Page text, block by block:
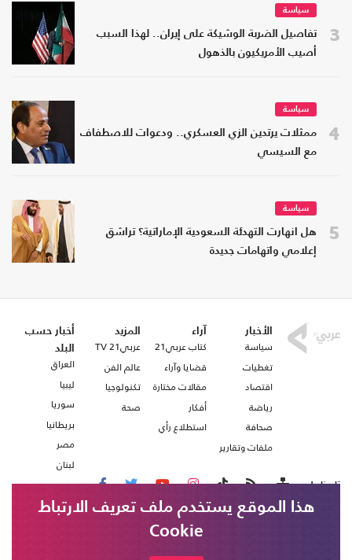
3
سياسة
تفاصيل الضربة الوشيكة على إيران.. لهذا السبب
أصيب الأمريكيون بالذهول
4
سياسة
ممثلات يرتدين الزي العسكري.. ودعوات للاصطفاف
مع السيسي
5
سياسة
هل انهارت التهدئة السعودية الإماراتية؟ تراشق
إعلامي واتهامات جديدة
الأخبار
سياسة
تغطيات
اقتصاد
رياضة
صحافة
ملفات وتقارير
آراء
كتاب عربي21
قضايا وآراء
مقالات مختارة
أفكار
استطلاع رأي
المزيد
عربي21 TV
عالم الفن
تكنولوجيا
صحة
أخبار حسب
البلد
العراق
ليبيا
سوريا
بريطانيا
مصر
لبنان
تابعنا على
هذا الموقع يستخدم ملف تعريف الارتباط
Cookie